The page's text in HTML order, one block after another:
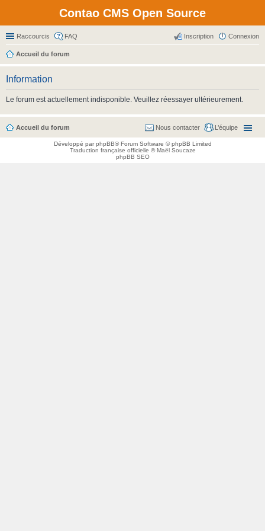
Contao CMS Open Source
Raccourcis FAQ Connexion
Inscription
Accueil du forum
Information
Le forum est actuellement indisponible. Veuillez réessayer ultérieurement.
Accueil du forum L’équipe
Nous contacter
Développé parphpBB® Forum Software © phpBB Limited
Traduction française officielle ©Maël Soucaze
phpBB SEO